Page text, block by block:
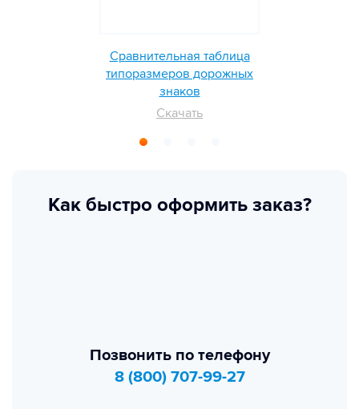
Сравнительная таблица
типоразмеров дорожных
знаков
Скачать
Как быстро оформить заказ?
Позвонить по телефону
8 (800) 707-99-27